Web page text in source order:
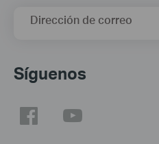
Dirección de correo
Síguenos